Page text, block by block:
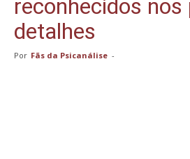
reconhecidos nos
detalhes
Por Fãs da Psicanálise -